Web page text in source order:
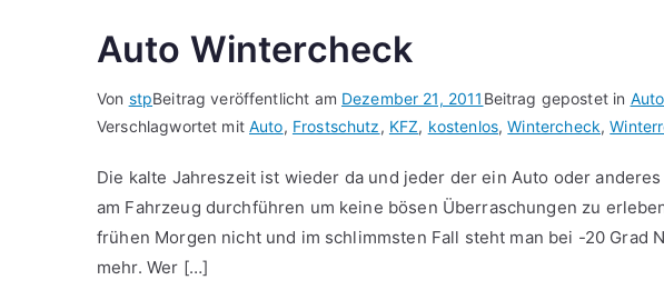
Auto Wintercheck
Von stpBeitrag veröffentlicht am Dezember 21, 2011 Beitrag gepostet in
Verschlagwortet mitAuto, Frostschutz, KFZ, kostenlos,Wintercheck,
Die kalte Jahreszeit ist wieder da und jeder der ein Auto oder
am Fahrzeug durchführen um keine bösen Überraschungen zu
frühen Morgen nicht und im schlimmsten Fall steht man bei -20 Grad
mehr. Wer […]